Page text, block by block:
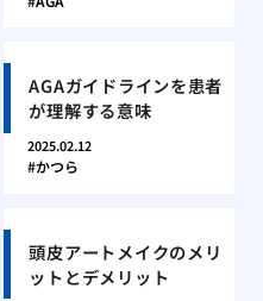
AGAガイドラインを患者
が理解する意味
2025.02.12
かつら
頭皮アートメイクのメリ
ットとデメリット